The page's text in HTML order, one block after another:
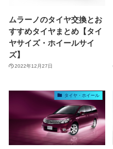
ムラーノのタイヤ交換とお
すすめタイヤまとめ【タイ
ヤサイズ・ホイールサイ
ズ】
2022年12月27日
タイヤ・ホイール